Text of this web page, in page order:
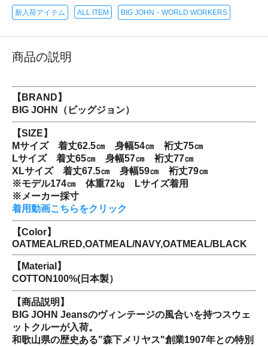
新入荷アイテム ALL ITEM BIG JOHN・WORLD WORKERS
商品の説明
【BRAND】
BIG JOHN（ビッグジョン）
【SIZE】
Mサイズ 着丈62.5㎝ 身幅54㎝ 裄丈75㎝
Lサイズ 着丈65㎝ 身幅57㎝ 裄丈77㎝
XLサイズ 着丈67.5㎝ 身幅59㎝ 裄丈79㎝
※モデル174㎝ 体重72㎏ Lサイズ着用
※メーカー採寸
着用動画こちらをクリック
【Color】
OATMEAL/RED,OATMEAL/NAVY,OATMEAL/BLACK
【Material】
COTTON100%(日本製）
【商品説明】
BIG JOHN Jeansのヴィンテージの風合いを持つスウェ
ットクルーが入荷。
和歌山県の歴史ある"森下メリヤス"創業1907年との特別